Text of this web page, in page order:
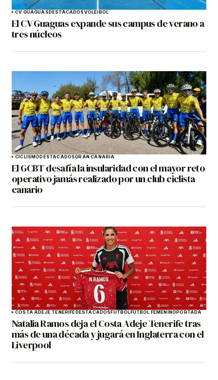
CV GUAGUASDESTACADOSVOLEIBOL
El CV Guaguas expande sus campus de verano a
tres núcleos
CICLISMODESTACADOSGRAN CANARIA
El GCBT desafía la insularidad con el mayor reto
operativo jamás realizado por un club ciclista
canario
COSTA ADEJE TENERIFEDESTACADOSFÚTBOLFÚTBOL FEMENINOPORTADA
Natalia Ramos deja el Costa Adeje Tenerife tras
más de una década y jugará en Inglaterra con el
Liverpool